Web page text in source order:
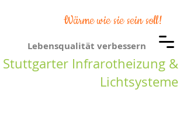
Stuttgarter Infrarotheizung &
Lichtsysteme
Lebensqualität verbessern
Wärme wie sie sein soll!